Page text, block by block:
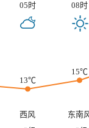
05时 08时
13℃
15℃
西风
东南